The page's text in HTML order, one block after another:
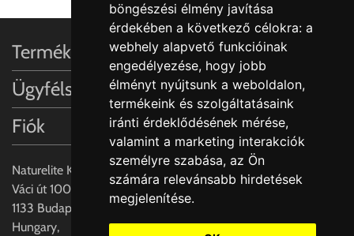
böngészési élmény javítása
érdekében a következő célokra: a
webhely alapvető funkcióinak
engedélyezése, hogy jobb
élményt nyújtsunk a weboldalon,
termékeink és szolgáltatásaink
iránti érdeklődésének mérése,
valamint a marketing interakciók
személyre szabása, az Ön
számára relevánsabb hirdetések
megjelenítése.
FIGYELEM!!
KERÁMIA TERMÉKEK SZÁLLÍTATÁSA NEM, VAGY CSAK
A MEGRENDELŐ KIFEJEZETT KÉRÉSÉRE ÉS
FELELŐSSÉGÉRE LEHETSÉGES!!
Egyéb leírások:
Budapesti szállítások:
1, Budapestre kért szállítás esetén az általános szállítás
helyett időre történő extra szállítás kérése is lehetséges
Naturelite Kft,
Váci út 100.,
1133 Budapest,
Hungary,
Termékinformációk
Ügyfélszolgálat
Fiók